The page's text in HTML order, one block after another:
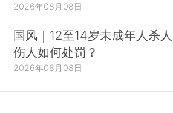
2026年08月08日
国风｜12至14岁未成年人杀人
伤人如何处罚？
2026年08月08日